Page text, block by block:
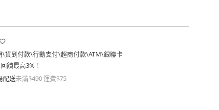
\貨到付款\行動支付\超商付款\ATM\銀聯卡
饋最高3%！
配送未滿$490 運費$75